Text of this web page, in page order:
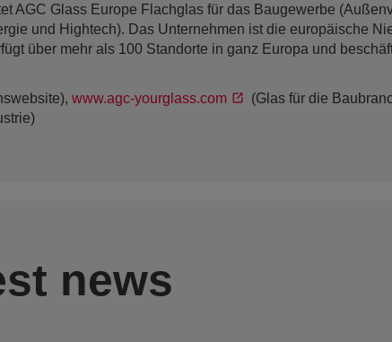
AGC Glass Europe Flachglas für das Baugewerbe
und Hightech). Das Unternehmen ist die europäische
über mehr als 100 Standorte in ganz Europa und
www.agc-yourglass.com
(Glas für die
news